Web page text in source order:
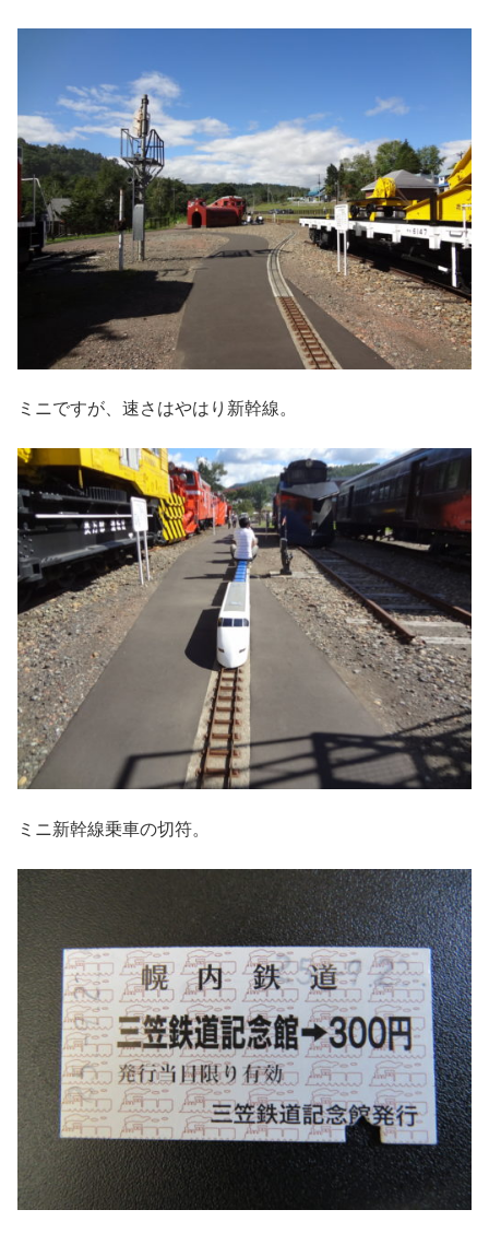
ミニですが、速さはやはり新幹線。
ミニ新幹線乗車の切符。